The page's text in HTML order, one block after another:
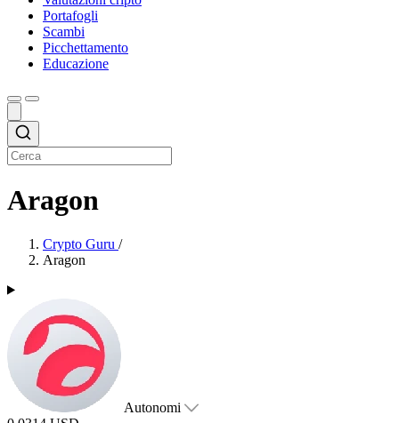
Portafogli
Scambi
Picchettamento
Educazione
Aragon
Crypto Guru /
Aragon
Autonomi